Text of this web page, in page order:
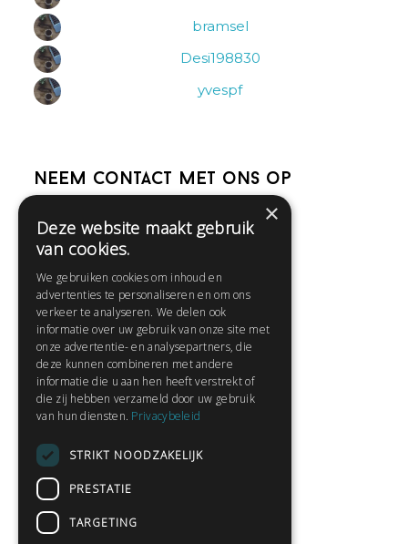
bramsel
Desi198830
yvespf
Neem contact met ons op
Help
Contact
Huisregels
Snel naar:
Gratis aanmelden
Privacybeleid
×
Deze website maakt gebruik
van cookies.
We gebruiken cookies om inhoud en
advertenties te personaliseren en om ons
verkeer te analyseren. We delen ook
informatie over uw gebruik van onze site met
onze advertentie- en analysepartners, die
deze kunnen combineren met andere
informatie die u aan hen heeft verstrekt of
die zij hebben verzameld door uw gebruik
van hun diensten. Privacybeleid
STRIKT NOODZAKELIJK
PRESTATIE
TARGETING